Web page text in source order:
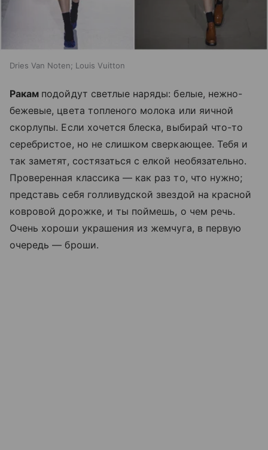
Dries Van Noten; Louis Vuitton
Ракам подойдут светлые наряды: белые, нежно-
бежевые, цвета топленого молока или яичной
скорлупы. Если хочется блеска, выбирай что-то
серебристое, но не слишком сверкающее. Тебя и
так заметят, состязаться с елкой необязательно.
Проверенная классика — как раз то, что нужно;
представь себя голливудской звездой на красной
ковровой дорожке, и ты поймешь, о чем речь.
Очень хороши украшения из жемчуга, в первую
очередь — броши.